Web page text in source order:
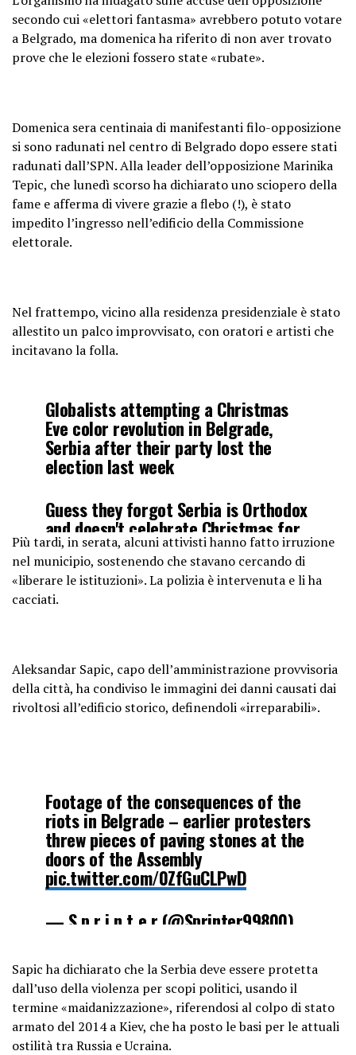
secondo cui «elettori fantasma» avrebbero potuto votare
a Belgrado, ma domenica ha riferito di non aver trovato
prove che le elezioni fossero state «rubate».
Domenica sera centinaia di manifestanti filo-opposizione
si sono radunati nel centro di Belgrado dopo essere stati
radunati dall’SPN. Alla leader dell’opposizione Marinika
Tepic, che lunedì scorso ha dichiarato uno sciopero della
fame e afferma di vivere grazie a flebo (!), è stato
impedito l’ingresso nell’edificio della Commissione
elettorale.
Nel frattempo, vicino alla residenza presidenziale è stato
allestito un palco improvvisato, con oratori e artisti che
incitavano la folla.
Globalists attempting a Christmas
Eve color revolution in Belgrade,
Serbia after their party lost the
election last week
Guess they forgot Serbia is Orthodox
and doesn't celebrate Christmas for
another 2
weekspic.twitter.com/uWf66oXhZS
— Jack Poso ????????
Più tardi, in serata, alcuni attivisti hanno fatto irruzione
nel municipio, sostenendo che stavano cercando di
«liberare le istituzioni». La polizia è intervenuta e li ha
cacciati.
Aleksandar Sapic, capo dell’amministrazione provvisoria
della città, ha condiviso le immagini dei danni causati dai
rivoltosi all’edificio storico, definendoli «irreparabili».
Footage of the consequences of the
riots in Belgrade – earlier protesters
threw pieces of paving stones at the
doors of the Assembly
pic.twitter.com/0ZfGuCLPwD
— S p r i n t e r (@Sprinter99800)
Sapic ha dichiarato che la Serbia deve essere protetta
dall’uso della violenza per scopi politici, usando il
termine «maidanizzazione», riferendosi al colpo di stato
armato del 2014 a Kiev, che ha posto le basi per le attuali
ostilità tra Russia e Ucraina.